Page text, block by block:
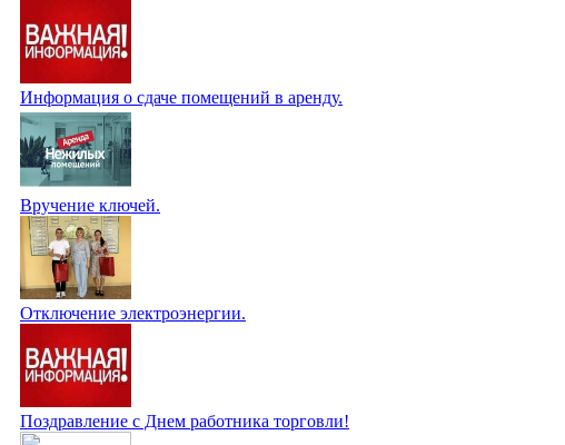
Информация о сдаче помещений в аренду.
Вручение ключей.
Отключение электроэнергии.
Поздравление с Днем работника торговли!